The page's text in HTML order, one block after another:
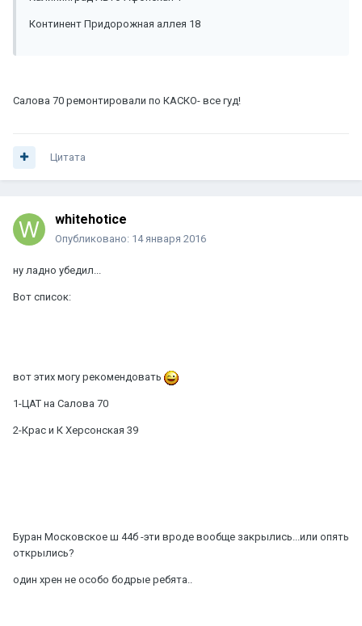
Континент Придорожная аллея 18
Салова 70 ремонтировали по КАСКО- все гуд!
Цитата
whitehotice
Опубликовано: 14 января 2016
ну ладно убедил...
Вот список:
вот этих могу рекомендовать
1-ЦАТ на Салова 70
2-Крас и К Херсонская 39
Буран Московское ш 44б -эти вроде вообще закрылись...или опять
открылись?
один хрен не особо бодрые ребята..